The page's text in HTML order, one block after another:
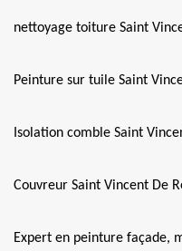
nettoyage toiture Saint
Peinture sur tuile Saint
Isolation comble Saint
Couvreur Saint Vincent De
Expert en peinture façade,